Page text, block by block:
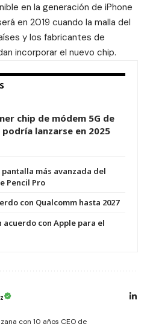
en la generación de iPhone
en 2019 cuando la malla del
y los fabricantes de
incorporar el nuevo chip.
chip de módem 5G de
podría lanzarse en 2025
pantalla más avanzada del
Pencil Pro
con Qualcomm hasta 2027
acuerdo con Apple para el
con 10 años CEO de